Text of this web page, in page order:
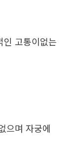
고통이없는
으며 자궁에